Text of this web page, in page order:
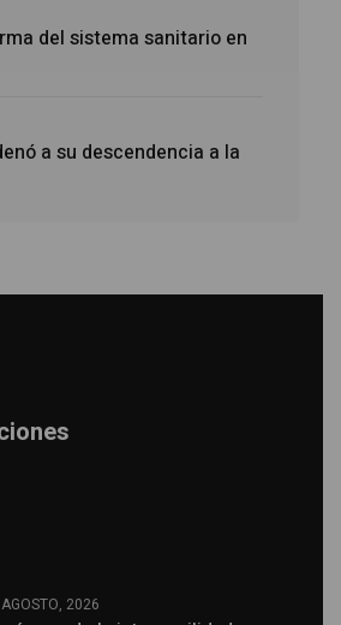
del sistema sanitario en
a su descendencia a la
2026